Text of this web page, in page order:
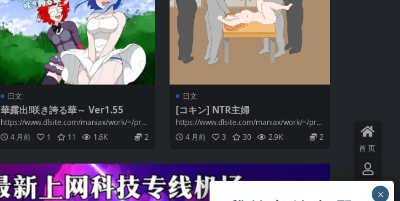
日文
華露出!咲き誇る華～ Ver1.55
https://www.dlsite.com/maniax/work/=/pr
o...
4 月前 1 11 1.6K 2
日文
[コキン] NTR主婦
https://www.dlsite.com/maniax/work/=/pr
o...
4 月前 3 30 2.9K
2
首页
用户
中心